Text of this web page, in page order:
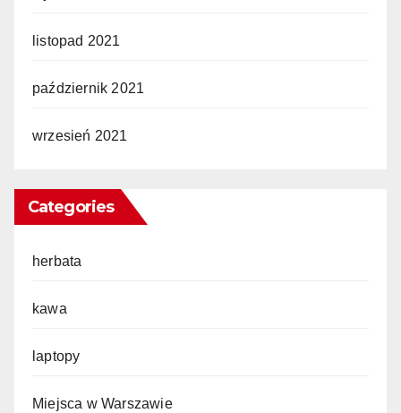
listopad 2021
październik 2021
wrzesień 2021
Categories
herbata
kawa
laptopy
Miejsca w Warszawie